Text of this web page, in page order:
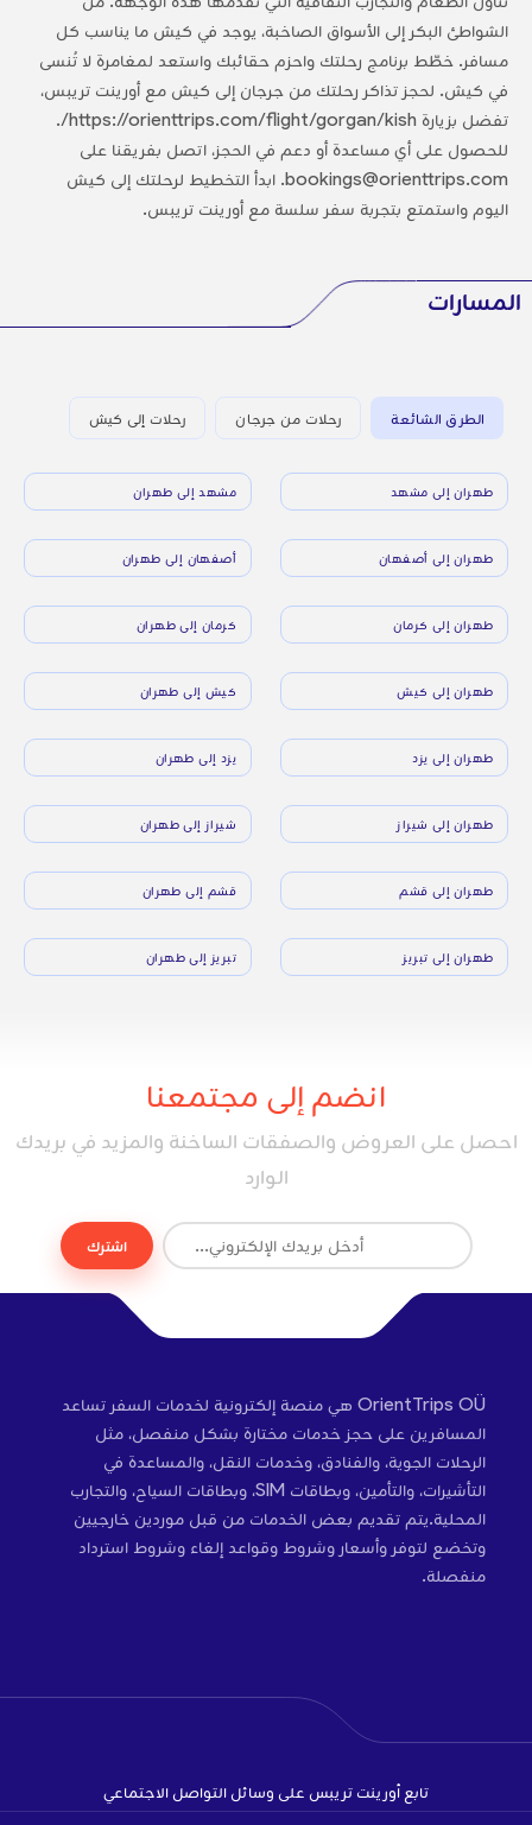
الشواطئ البكر إلى الأسواق الصاخبة، يوجد في كيش ما يناسب كل
مسافر. خطّط برنامج رحلتك واحزم حقائبك واستعد لمغامرة لا تُنسى
في كيش. لحجز تذاكر رحلتك من جرجان إلى كيش مع أورينت تريبس،
تفضل بزيارة https://orienttrips.com/flight/gorgan/kish/.
للحصول على أي مساعدة أو دعم في الحجز، اتصل بفريقنا على
bookings@orienttrips.com. ابدأ التخطيط لرحلتك إلى كيش
اليوم واستمتع بتجربة سفر سلسة مع أورينت تريبس.
المسارات
الطرق الشائعة رحلات من جرجان رحلات إلى كيش
طهران إلى مشهد مشهد إلى طهران
طهران إلى أصفهان أصفهان إلى طهران
طهران إلى كرمان كرمان إلى طهران
طهران إلى كيش كيش إلى طهران
طهران إلى يزد يزد إلى طهران
طهران إلى شيراز شيراز إلى طهران
طهران إلى قشم قشم إلى طهران
طهران إلى تبريز تبريز إلى طهران
انضم إلى مجتمعنا
احصل على العروض والصفقات الساخنة والمزيد في بريدك
الوارد
اشترك
OrientTrips OÜ هي منصة إلكترونية لخدمات السفر تساعد
المسافرين على حجز خدمات مختارة بشكل منفصل، مثل
الرحلات الجوية، والفنادق، وخدمات النقل، والمساعدة في
التأشيرات، والتأمين، وبطاقات SIM، وبطاقات السياح، والتجارب
المحلية.يتم تقديم بعض الخدمات من قبل موردين خارجيين
وتخضع لتوفر وأسعار وشروط وقواعد إلغاء وشروط استرداد
منفصلة.
تابع أورينت تريبس على وسائل التواصل الاجتماعي